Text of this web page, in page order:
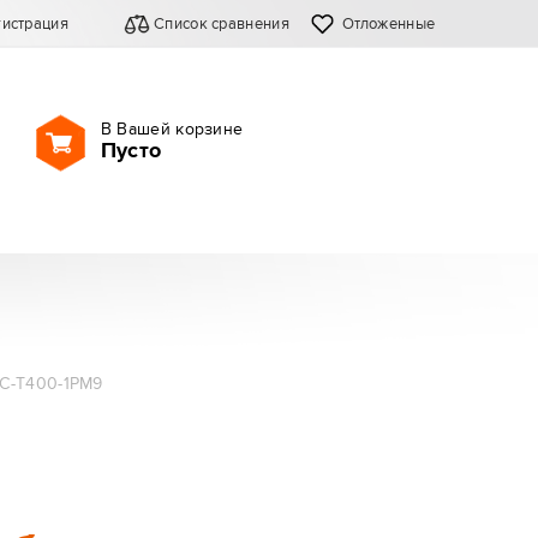
Список сравнения Отложенные
В Вашей корзине
Пусто
Т400-1РМ9